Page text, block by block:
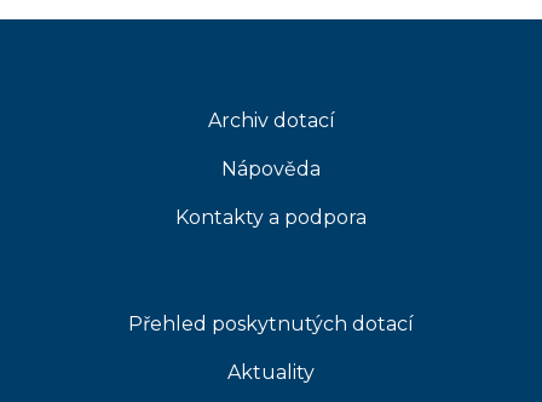
Přehled poskytnutých dotací
Aktuality
Archiv dotací
Nápověda
Kontakty a podpora